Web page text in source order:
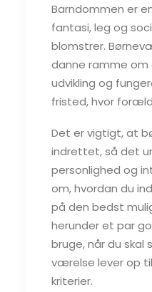
Barndommen er
fantasi, leg og
blomstrer.
danne ramme om
udvikling og
fristed, hvor
Det er vigtigt, at
indrettet, så det
personlighed og
om, hvordan du
på den bedst
herunder et par
bruge, når du skal
værelse lever op
kriterier.